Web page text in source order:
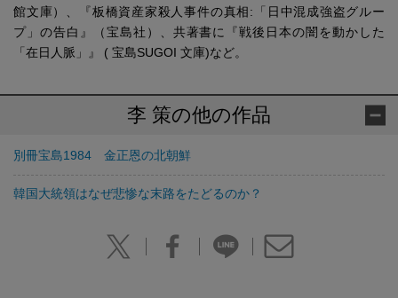
館文庫）、『板橋資産家殺人事件の真相:「日中混成強盗グルー
プ」の告白』（宝島社）、共著書に『戦後日本の闇を動かした
「在日人脈」』 ( 宝島SUGOI 文庫)など。
李 策の他の作品
別冊宝島1984 金正恩の北朝鮮
韓国大統領はなぜ悲惨な末路をたどるのか？